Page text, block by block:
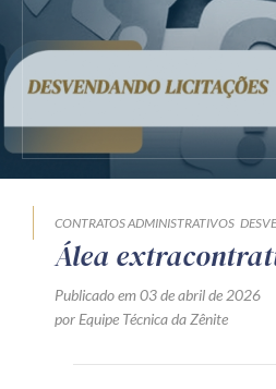
Receba por
Av. Sete de
Batel
PR CEP
Whatsapp (41)
CONTRATOS ADMINISTRATIVOS
Álea
Publicado em 03 de abril de 2026
por Equipe Técnica da Zênite